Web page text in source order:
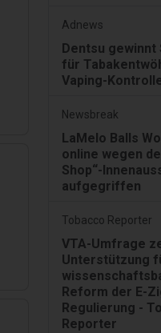
Adnews
Dentsu gewinnt
für
Vaping-
Newsbreak
LaMelo Balls
online wegen
Shop“-
aufgegriffen
Tobacco Reporter
VTA-Umfrage
Unterstützung
Reform der E-
Regulierung -
Reporter